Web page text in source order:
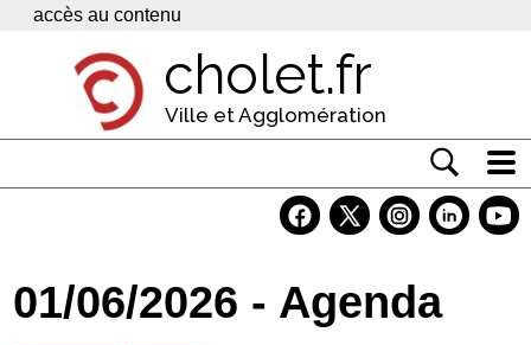
Panneau de gestion des cookies
accès au contenu
cholet.fr
Ville et Agglomération
Economie
01/06/2026 - Agenda